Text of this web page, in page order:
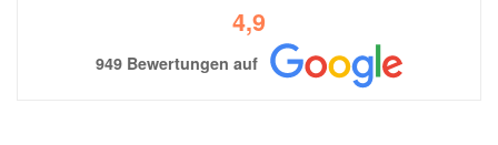
4,9
949 Bewertungen auf